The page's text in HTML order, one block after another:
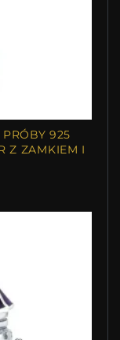
925
Z ZAMKIEM I